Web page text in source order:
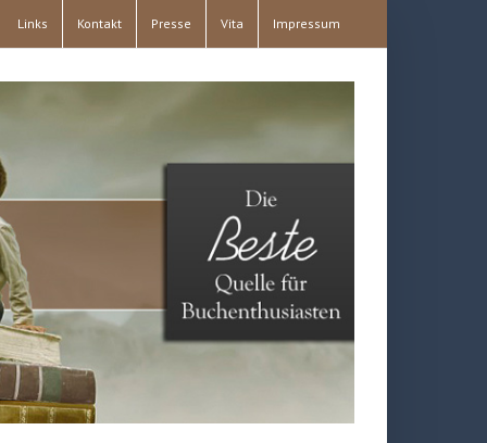
Links Kontakt Presse Vita Impressum